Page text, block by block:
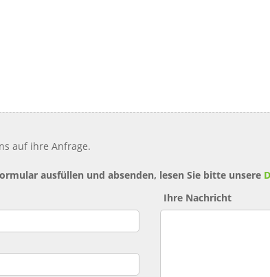
auf ihre Anfrage.
ausfüllen und absenden, lesen Sie bitte unsere
Ihre Nachricht